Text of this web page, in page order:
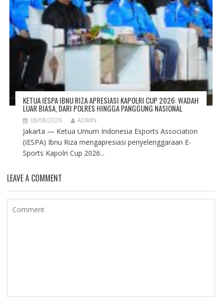
KETUA IESPA IBNU RIZA APRESIASI KAPOLRI CUP 2026: WADAH
LUAR BIASA, DARI POLRES HINGGA PANGGUNG NASIONAL
08/08/2026 ADMIN
Jakarta — Ketua Umum Indonesia Esports Association
(IESPA) Ibnu Riza mengapresiasi penyelenggaraan E-
Sports Kapolri Cup 2026...
LEAVE A COMMENT